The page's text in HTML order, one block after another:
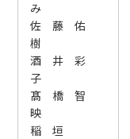
み
佐 藤 佑
樹
酒 井 彩
子
髙 橋 智
映
稲 垣